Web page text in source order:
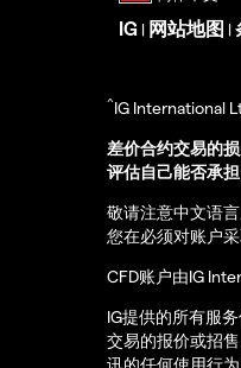
IG | 网站地图 |
^IG International
差价合约交易的
评估自己能否承
敬请注意中文语
您在必须对账户
CFD账户由IG
IG提供的所有服
交易的报价或招